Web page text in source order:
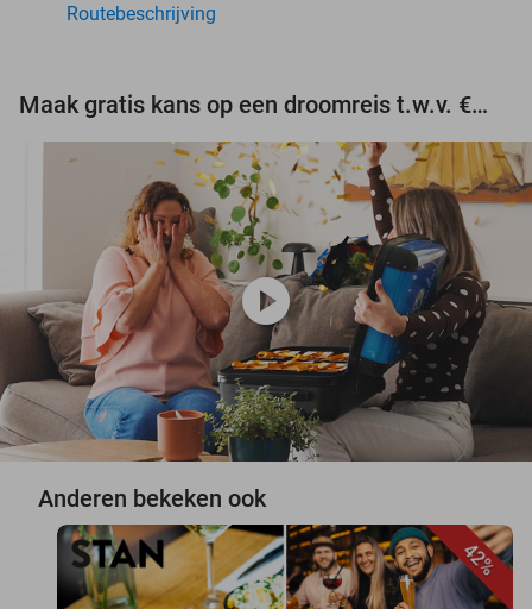
Routebeschrijving
Maak gratis kans op een droomreis t.w.v. €3.000!
play_circle
Anderen bekeken ook
42%